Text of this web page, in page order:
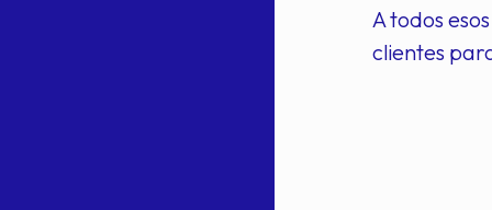
A todos
clientes